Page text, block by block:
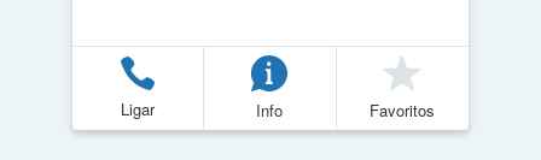
Ligar Info Favoritos